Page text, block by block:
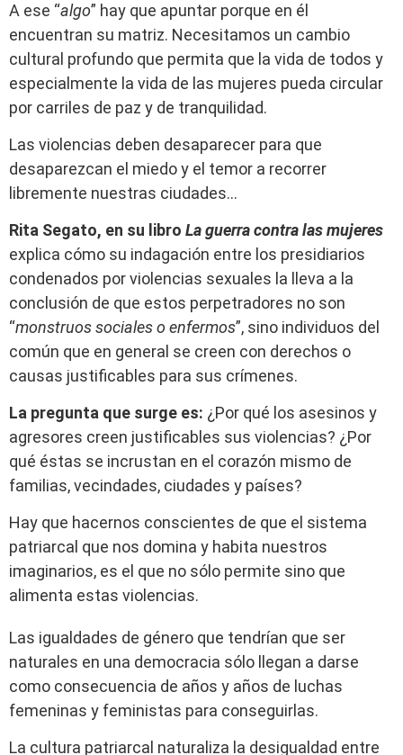
A ese “algo” hay que apuntar porque en él
encuentran su matriz. Necesitamos un cambio
cultural profundo que permita que la vida de todos y
especialmente la vida de las mujeres pueda circular
por carriles de paz y de tranquilidad.
Las violencias deben desaparecer para que
desaparezcan el miedo y el temor a recorrer
libremente nuestras ciudades…
Rita Segato, en su libro La guerra contra las mujeres
explica cómo su indagación entre los presidiarios
condenados por violencias sexuales la lleva a la
conclusión de que estos perpetradores no son
“monstruos sociales o enfermos”, sino individuos del
común que en general se creen con derechos o
causas justificables para sus crímenes.
La pregunta que surge es: ¿Por qué los asesinos y
agresores creen justificables sus violencias? ¿Por
qué éstas se incrustan en el corazón mismo de
familias, vecindades, ciudades y países?
Hay que hacernos conscientes de que el sistema
patriarcal que nos domina y habita nuestros
imaginarios, es el que no sólo permite sino que
alimenta estas violencias.
Las igualdades de género que tendrían que ser
naturales en una democracia sólo llegan a darse
como consecuencia de años y años de luchas
femeninas y feministas para conseguirlas.
La cultura patriarcal naturaliza la desigualdad entre